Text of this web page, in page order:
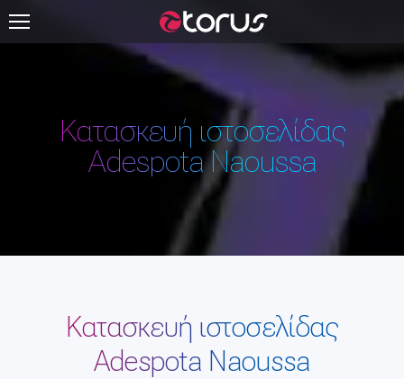
Κατασκευή ιστοσελίδας
Adespota Naoussa
Κατασκευή ιστοσελίδας
Adespota Naoussa